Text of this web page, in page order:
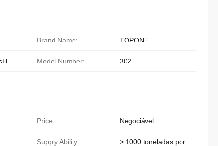
Brand Name: TOPONE
Model Number: 302
Price: Negociável
Supply Ability:
> 1000 toneladas por